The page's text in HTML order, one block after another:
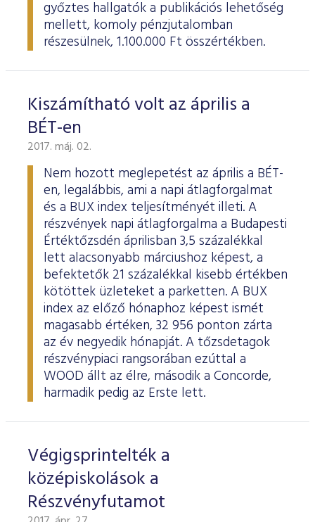
győztes hallgatók a publikációs lehetőség
mellett, komoly pénzjutalomban
részesülnek, 1.100.000 Ft összértékben.
Kiszámítható volt az április a
BÉT-en
2017. máj. 02.
Nem hozott meglepetést az április a BÉT-
en, legalábbis, ami a napi átlagforgalmat
és a BUX index teljesítményét illeti. A
részvények napi átlagforgalma a Budapesti
Értéktőzsdén áprilisban 3,5 százalékkal
lett alacsonyabb márciushoz képest, a
befektetők 21 százalékkal kisebb értékben
kötöttek üzleteket a parketten. A BUX
index az előző hónaphoz képest ismét
magasabb értéken, 32 956 ponton zárta
az év negyedik hónapját. A tőzsdetagok
részvénypiaci rangsorában ezúttal a
WOOD állt az élre, második a Concorde,
harmadik pedig az Erste lett.
Végigsprintelték a
középiskolások a
Részvényfutamot